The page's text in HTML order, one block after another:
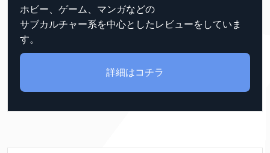
ホビー、ゲーム、マンガなどの
サブカルチャー系を中心としたレビューをしていま
す。
詳細はコチラ